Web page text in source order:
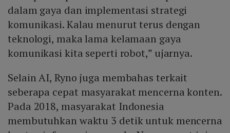
dalam gaya dan implementasi strategi
komunikasi. Kalau menurut terus dengan
teknologi, maka lama kelamaan gaya
komunikasi kita seperti robot,” ujarnya.
Selain AI, Ryno juga membahas terkait
seberapa cepat masyarakat mencerna konten.
Pada 2018, masyarakat Indonesia
membutuhkan waktu 3 detik untuk mencerna